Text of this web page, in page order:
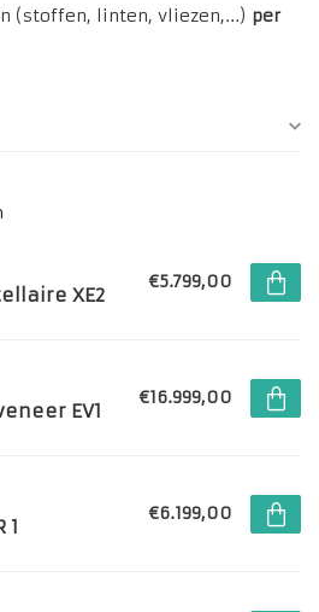
(stoffen, linten, vliezen,...) per
XE2
€5.799,00
EV1
€16.999,00
1
€6.199,00